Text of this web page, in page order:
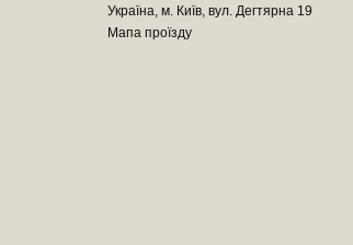
Україна, м. Київ, вул. Дегтярна 19
Мапа проїзду